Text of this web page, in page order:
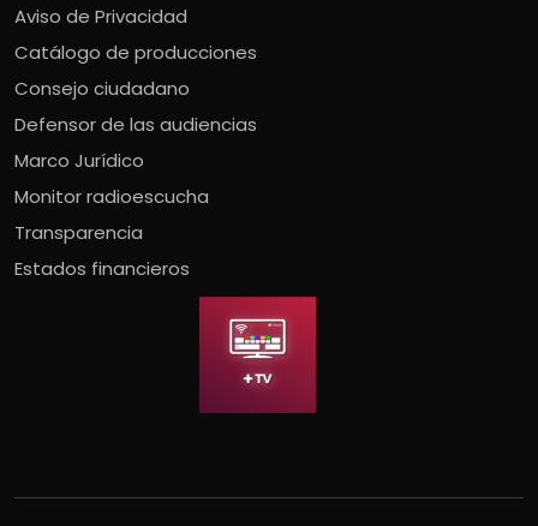
Aviso de Privacidad
Catálogo de producciones
Consejo ciudadano
Defensor de las audiencias
Marco Jurídico
Monitor radioescucha
Transparencia
Estados financieros